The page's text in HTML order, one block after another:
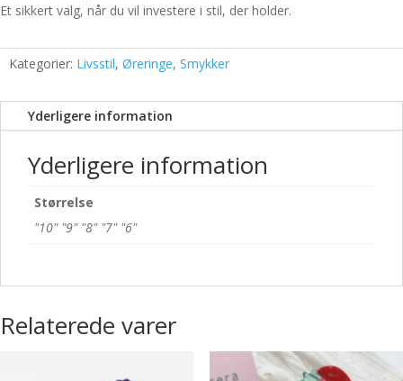
Et sikkert valg, når du vil investere i stil, der holder.
Kategorier: Livsstil, Øreringe, Smykker
Yderligere information
Yderligere information
Størrelse
"10" "9" "8" "7" "6"
Relaterede varer